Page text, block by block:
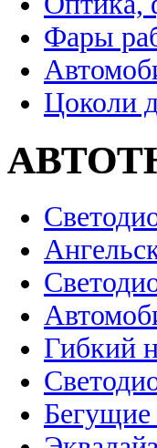
Фары
Цоколи
Гибкий
Бегущие